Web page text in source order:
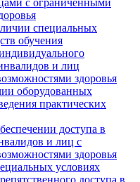
с ограниченными
специальных
обучения
и лиц
здоровья
оборудованных
практических
доступа в
и лиц с
здоровья
условиях
доступа в